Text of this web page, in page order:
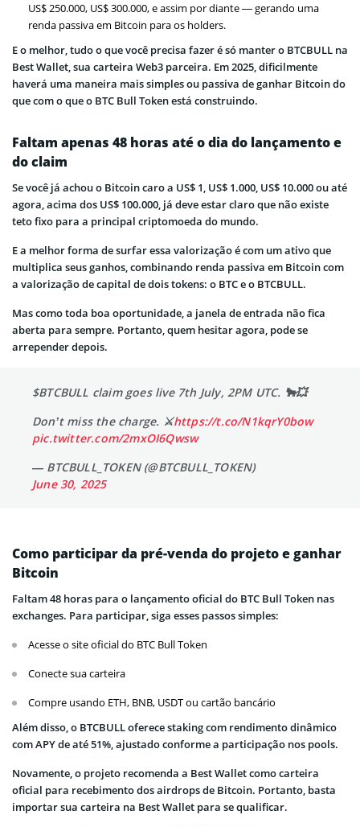
US$ 250.000, US$ 300.000, e assim por diante — gerando uma
renda passiva em Bitcoin para os holders.
E o melhor, tudo o que você precisa fazer é só manter o BTCBULL na
Best Wallet, sua carteira Web3 parceira. Em 2025, dificilmente
haverá uma maneira mais simples ou passiva de ganhar Bitcoin do
que com o que o BTC Bull Token está construindo.
Faltam apenas 48 horas até o dia do lançamento e
do claim
Se você já achou o Bitcoin caro a US$ 1, US$ 1.000, US$ 10.000 ou até
agora, acima dos US$ 100.000, já deve estar claro que não existe
teto fixo para a principal criptomoeda do mundo.
E a melhor forma de surfar essa valorização é com um ativo que
multiplica seus ganhos, combinando renda passiva em Bitcoin com
a valorização de capital de dois tokens: o BTC e o BTCBULL.
Mas como toda boa oportunidade, a janela de entrada não fica
aberta para sempre. Portanto, quem hesitar agora, pode se
arrepender depois.
$BTCBULL claim goes live 7th July, 2PM UTC. 🐂💥
Don’t miss the charge. ⚔️https://t.co/N1kqrY0bow
pic.twitter.com/2mxOI6Qwsw
— BTCBULL_TOKEN (@BTCBULL_TOKEN)
June 30, 2025
Como participar da pré-venda do projeto e ganhar
Bitcoin
Faltam 48 horas para o lançamento oficial do BTC Bull Token nas
exchanges. Para participar, siga esses passos simples:
Acesse o site oficial do BTC Bull Token
Conecte sua carteira
Compre usando ETH, BNB, USDT ou cartão bancário
Além disso, o BTCBULL oferece staking com rendimento dinâmico
com APY de até 51%, ajustado conforme a participação nos pools.
Novamente, o projeto recomenda a Best Wallet como carteira
oficial para recebimento dos airdrops de Bitcoin. Portanto, basta
importar sua carteira na Best Wallet para se qualificar.